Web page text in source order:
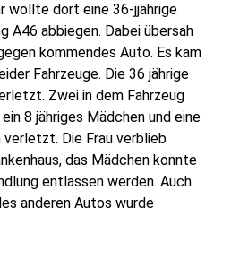
wollte dort eine 36-jjährige
A46 abbiegen. Dabei übersah
kommendes Auto. Es kam
Fahrzeuge. Die 36 jährige
Zwei in dem Fahrzeug
8 jähriges Mädchen und eine
verletzt. Die Frau verblieb
das Mädchen konnte
entlassen werden. Auch
anderen Autos wurde